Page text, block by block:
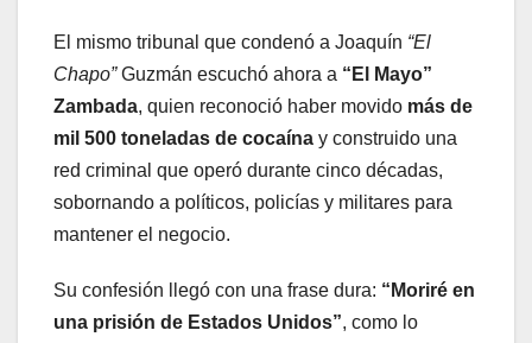
El mismo tribunal que condenó a Joaquín “El
Chapo”Guzmán escuchó ahora a “El Mayo”
Zambada, quien reconoció haber movido más de
mil 500 toneladas de cocaína y construido una
red criminal que operó durante cinco décadas,
sobornando a políticos, policías y militares para
mantener el negocio.
Su confesión llegó con una frase dura: “Moriré en
una prisión de Estados Unidos”, como lo